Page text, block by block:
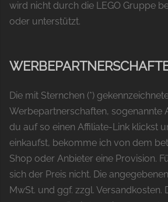
wird nicht durch die LEGO Gruppe
oder unterstützt.
Die mit Sternchen (*)
Werbepartnerschaften, sogenannte
du auf so einen Affiliate-Link klickst
einkaufst, bekomme ich von dem
Shop oder Anbieter eine Provision.
sich der Preis nicht. Die
MwSt. und ggf. zzgl. Versandkosten.